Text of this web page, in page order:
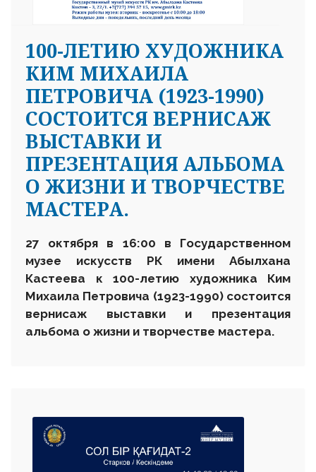
100-ЛЕТИЮ ХУДОЖНИКА
КИМ МИХАИЛА
ПЕТРОВИЧА (1923-1990)
СОСТОИТСЯ ВЕРНИСАЖ
ВЫСТАВКИ И
ПРЕЗЕНТАЦИЯ АЛЬБОМА
О ЖИЗНИ И ТВОРЧЕСТВЕ
МАСТЕРА.
27 октября в 16:00 в Государственном
музее искусств РК имени Абылхана
Кастеева
к 100-летию художника Ким
Михаила Петровича (1923-1990)состоится
вернисаж выставкии презентация
альбома о жизни и творчестве мастера.